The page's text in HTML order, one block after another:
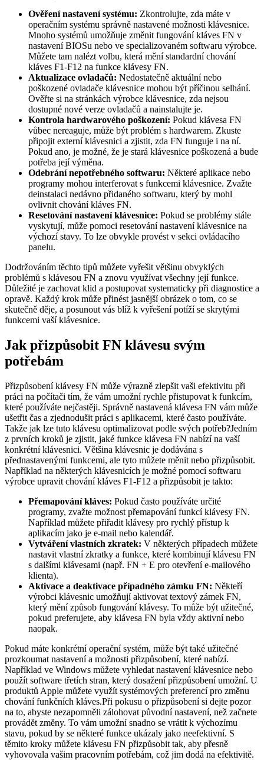
Ověření nastavení systému: Zkontrolujte, zda máte v
operačním systému správně nastavené možnosti klávesnice.
Mnoho systémů umožňuje změnit fungování kláves FN v
nastavení BIOSu nebo ve specializovaném softwaru výrobce.
Můžete tam nalézt volbu, která mění standardní chování
kláves F1-F12 na funkce klávesy FN.
Aktualizace ovladačů: Nedostatečně aktuální nebo
poškozené ovladače klávesnice mohou být příčinou selhání.
Ověřte si na stránkách výrobce klávesnice, zda nejsou
dostupné nové verze ovladačů a nainstalujte je.
Kontrola hardwarového poškození: Pokud klávesa FN
vůbec nereaguje, může být problém s hardwarem. Zkuste
připojit externí klávesnici a zjistit, zda FN funguje i na ní.
Pokud ano, je možné, že je stará klávesnice poškozená a bude
potřeba její výměna.
Odebrání nepotřebného softwaru: Některé aplikace nebo
programy mohou interferovat s funkcemi klávesnice. Zvažte
deinstalaci nedávno přidaného softwaru, který by mohl
ovlivnit chování kláves FN.
Resetování nastavení klávesnice: Pokud se problémy stále
vyskytují, může pomoci resetování nastavení klávesnice na
výchozí stavy. To lze obvykle provést v sekci ovládacího
panelu.
Dodržováním těchto tipů můžete vyřešit většinu obvyklých
problémů s klávesou FN a znovu využívat všechny její funkce.
Důležité je zachovat klid a postupovat systematicky při diagnostice a
opravě. Každý krok může přinést jasnější obrázek o tom, co se
skutečně děje, a posunout vás blíž k vyřešení potíží se skrytými
funkcemi vaší klávesnice.
Jak přizpůsobit FN klávesu svým
potřebám
Přizpůsobení klávesy FN může výrazně zlepšit vaši efektivitu při
práci na počítači tím, že vám umožní rychle přistupovat k funkcím,
které používáte nejčastěji. Správně nastavená klávesa FN vám může
ušetřit čas a zjednodušit práci s aplikacemi, které často používáte.
Takže jak lze tuto klávesu optimalizovat podle svých potřeb?Jedním
z prvních kroků je zjistit, jaké funkce klávesa FN nabízí na vaší
konkrétní klávesnici. Většina klávesnic je dodávána s
přednastavenými funkcemi, ale tyto můžete měnit nebo přizpůsobit.
Například na některých klávesnicích je možné pomocí softwaru
výrobce upravit chování kláves F1-F12 a přizpůsobit je takto:
Přemapování kláves: Pokud často používáte určité
programy, zvažte možnost přemapování funkcí klávesy FN.
Například můžete přiřadit klávesy pro rychlý přístup k
aplikacím jako je e-mail nebo kalendář.
Vytváření vlastních zkratek: V některých případech můžete
nastavit vlastní zkratky a funkce, které kombinují klávesu FN
s dalšími klávesami (např. FN + E pro otevření e-mailového
klienta).
Aktivace a deaktivace případného zámku FN: Někteří
výrobci klávesnic umožňují aktivovat textový zámek FN,
který mění způsob fungování klávesy. To může být užitečné,
pokud preferujete, aby klávesa FN byla vždy aktivní nebo
naopak.
Pokud máte konkrétní operační systém, může být také užitečné
prozkoumat nastavení a možnosti přizpůsobení, které nabízí.
Například ve Windows můžete vyhledat nastavení klávesnice nebo
použít software třetích stran, který dosažení přizpůsobení umožní. U
produktů Apple můžete využít systémových preferencí pro změnu
chování funkčních kláves.Při pokusu o přizpůsobení si dejte pozor
na to, abyste nezapomněli zálohovat původní nastavení, než začnete
provádět změny. To vám umožní snadno se vrátit k výchozímu
stavu, pokud by se některé funkce ukázaly jako neefektivní. S
těmito kroky můžete klávesu FN přizpůsobit tak, aby přesně
vyhovovala vašim pracovním potřebám, což jim dodá na efektivitě.